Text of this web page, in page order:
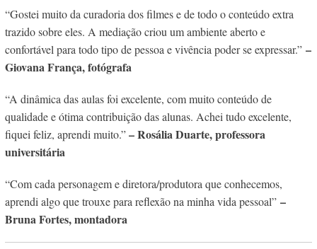
“Gostei muito da curadoria dos filmes e de todo o conteúdo extra
trazido sobre eles. A mediação criou um ambiente aberto e
confortável para todo tipo de pessoa e vivência poder se expressar.”–
Giovana França, fotógrafa
“A dinâmica das aulas foi excelente, com muito conteúdo de
qualidade e ótima contribuição das alunas. Achei tudo excelente,
fiquei feliz, aprendi muito.”– Rosália Duarte, professora
universitária
“Com cada personagem e diretora/produtora que conhecemos,
aprendi algo que trouxe para reflexão na minha vida pessoal”–
Bruna Fortes, montadora